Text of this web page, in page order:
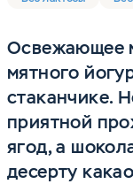
Освежающее
мятного
стаканчике.
приятной
ягод, а
десерту